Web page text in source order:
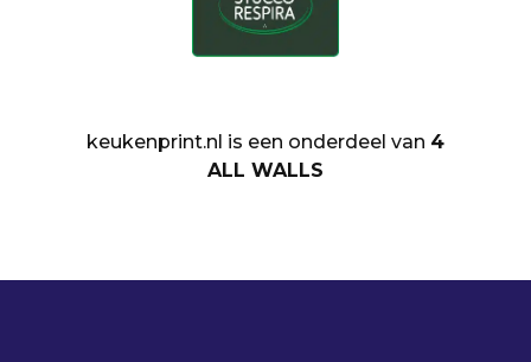
keukenprint.nl is een onderdeel van 4
ALL WALLS